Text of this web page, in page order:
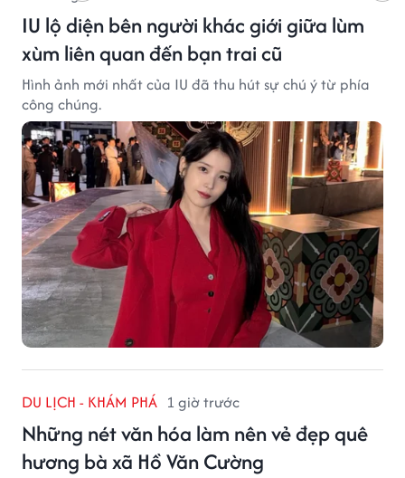
IU lộ diện bên người khác giới giữa lùm
xùm liên quan đến bạn trai cũ
Hình ảnh mới nhất của IU đã thu hút sự chú ý từ phía
công chúng.
DU LỊCH - KHÁM PHÁ 1 giờ trước
Những nét văn hóa làm nên vẻ đẹp quê
hương bà xã Hồ Văn Cường